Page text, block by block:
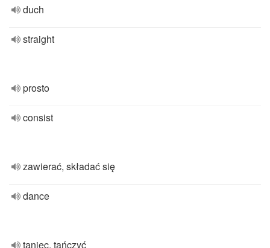
duch
straight
prosto
consist
zawierać, składać się
dance
taniec, tańczyć